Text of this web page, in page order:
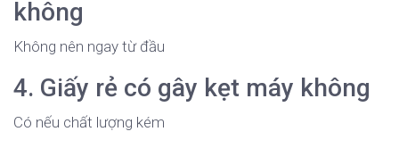
không
Không nên ngay từ đầu
4. Giấy rẻ có gây kẹt máy không
Có nếu chất lượng kém